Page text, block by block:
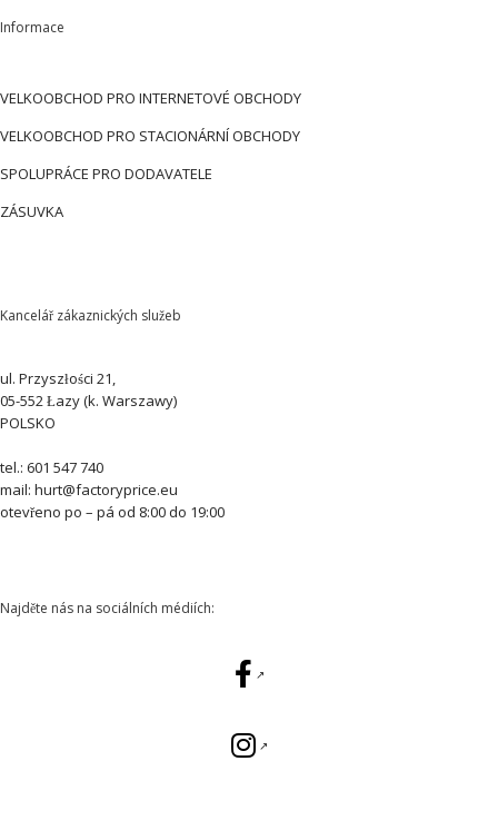
Informace
VELKOOBCHOD PRO INTERNETOVÉ OBCHODY
VELKOOBCHOD PRO STACIONÁRNÍ OBCHODY
SPOLUPRÁCE PRO DODAVATELE
ZÁSUVKA
Kancelář zákaznických služeb
ul. Przyszłości 21,
05-552 Łazy (k. Warszawy)
POLSKO
tel.: 601 547 740
mail: hurt@factoryprice.eu
otevřeno po – pá od 8:00 do 19:00
Najděte nás na sociálních médiích: